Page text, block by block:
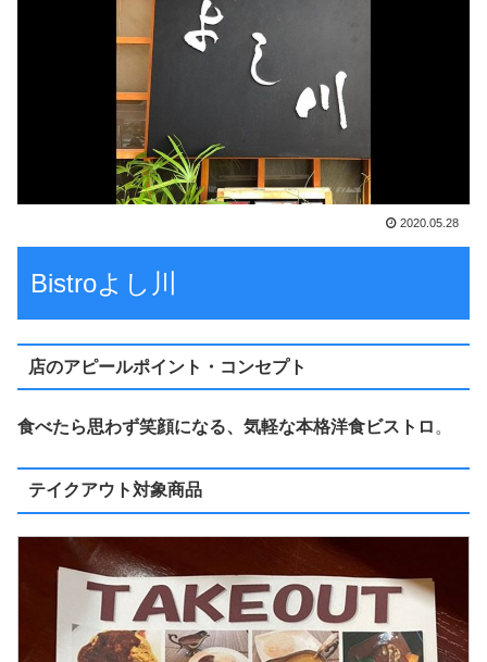
2020.05.28
Bistroよし川
店のアピールポイント・コンセプト
食べたら思わず笑顔になる、気軽な本格洋食ビストロ。
テイクアウト対象商品